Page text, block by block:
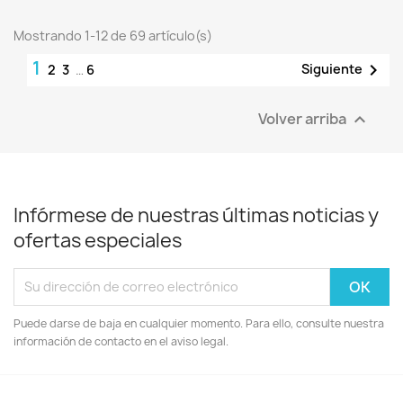
Mostrando 1-12 de 69 artículo(s)
1 2 3 … 6 Siguiente 
Volver arriba 
Infórmese de nuestras últimas noticias y
ofertas especiales
Puede darse de baja en cualquier momento. Para ello, consulte nuestra
información de contacto en el aviso legal.